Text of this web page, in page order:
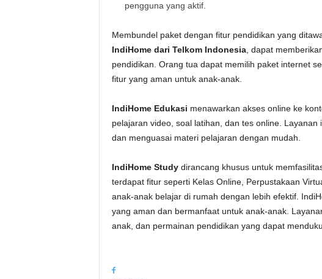
pengguna yang aktif.
Membundel paket dengan fitur pendidikan yang
IndiHome dari Telkom Indonesia, dapat
pendidikan. Orang tua dapat memilih paket internet
fitur yang aman untuk anak-anak.
IndiHome Edukasi menawarkan akses online ke
pelajaran video, soal latihan, dan tes online.
dan menguasai materi pelajaran dengan mudah.
IndiHome Study dirancang khusus untuk
terdapat fitur seperti Kelas Online, Perpustakaan
anak-anak belajar di rumah dengan lebih efektif.
yang aman dan bermanfaat untuk anak-anak.
anak, dan permainan pendidikan yang dapat